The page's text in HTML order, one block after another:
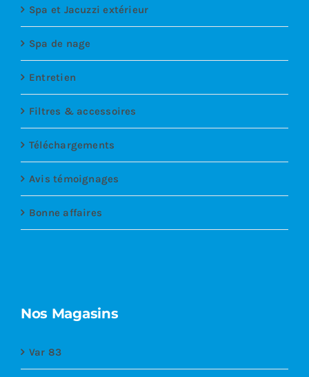
Spa et Jacuzzi extérieur
Spa de nage
Entretien
Filtres & accessoires
Téléchargements
Avis témoignages
Bonne affaires
Nos Magasins
Var 83